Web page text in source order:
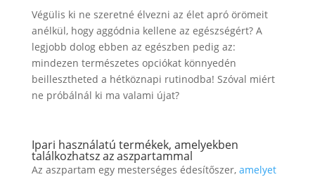
Végülis ki ne szeretné élvezni az élet apró örömeit
anélkül, hogy aggódnia kellene az egészségért? A
legjobb dolog ebben az egészben pedig az:
mindezen természetes opciókat könnyedén
beillesztheted a hétköznapi rutinodba! Szóval miért
ne próbálnál ki ma valami újat?
Ipari használatú termékek, amelyekben
találkozhatsz az aszpartammal
Az aszpartam egy mesterséges édesítőszer, amelyet